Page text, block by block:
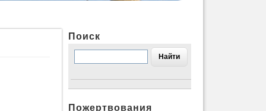
Поиск
Пожертвования